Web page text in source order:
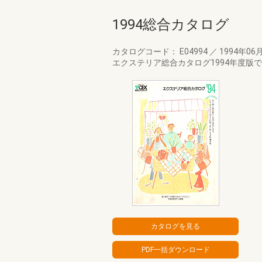
1994総合カタログ
カタログコード： E04994 ／ 1994年06月
エクステリア総合カタログ1994年度版で